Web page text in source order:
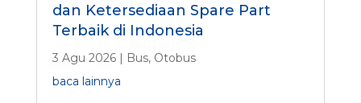
dan Ketersediaan Spare Part
Terbaik di Indonesia
3 Agu 2026| Bus, Otobus
baca lainnya